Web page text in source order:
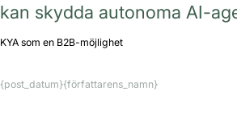
kan skydda autonoma AI-
KYA som en B2B-möjlighet
{post_datum}{författarens_namn}